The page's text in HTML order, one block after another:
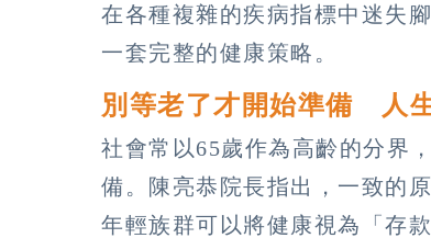
在各種複雜的疾病指標中迷失
一套完整的健康策略。
別等老了才開始準備 人
社會常以65歲作為高齡的分界
備。陳亮恭院長指出，一致的
年輕族群可以將健康視為「存